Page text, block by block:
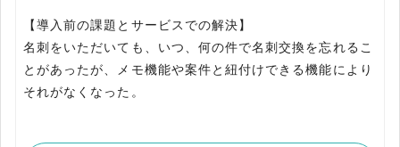
【導入前の課題とサービスでの解決】
名刺をいただいても、いつ、何の件で名刺交換を忘れるこ
とがあったが、メモ機能や案件と紐付けできる機能により
それがなくなった。